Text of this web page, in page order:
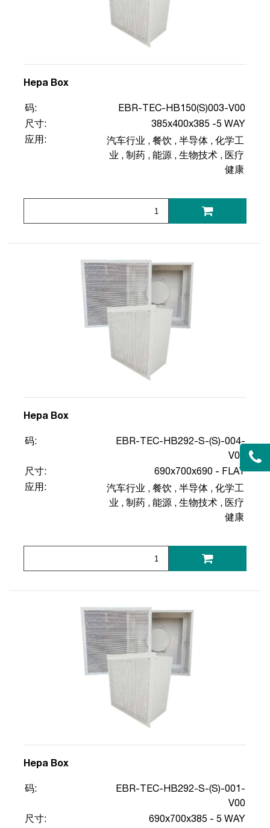
Hepa Box
码:
EBR-TEC-HB150(S)003-V00
尺寸:
385x400x385 -5 WAY
应用:
汽车行业 , 餐饮 , 半导体 , 化学工
业 , 制药 , 能源 , 生物技术 , 医疗
健康
Hepa Box
码:
EBR-TEC-HB292-S-(S)-004-
V00
尺寸:
690x700x690 - FLAT
应用:
汽车行业 , 餐饮 , 半导体 , 化学工
业 , 制药 , 能源 , 生物技术 , 医疗
健康
Hepa Box
码:
EBR-TEC-HB292-S-(S)-001-
V00
尺寸:
690x700x385 - 5 WAY